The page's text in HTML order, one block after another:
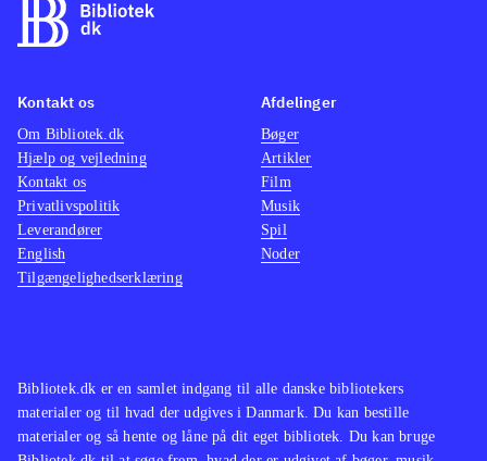
Bibliotek.dk er en samlet indgang til alle danske bibliotekers
materialer og til hvad der udgives i Danmark. Du kan bestille
materialer og så hente og låne på dit eget bibliotek. Du kan bruge
Kontakt os
Om Bibliotek.dk
Hjælp og vejledning
Kontakt os
Privatlivspolitik
Leverandører
English
Tilgængelighedserklæring
Afdelinger
Bøger
Artikler
Film
Musik
Spil
Noder